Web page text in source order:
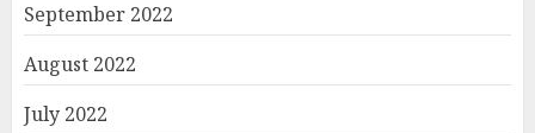
September 2022
August 2022
July 2022